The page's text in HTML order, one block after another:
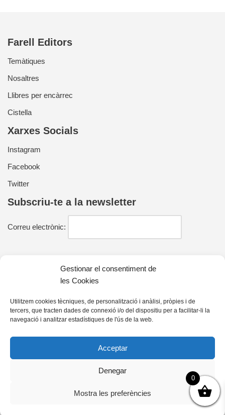
Gestionar el consentiment de
les Cookies
Utilitzem cookies tècniques, de personalització i anàlisi, pròpies i de
tercers, que tracten dades de connexió i/o del dispositiu per a facilitar-li la
navegació i analitzar estadístiques de l'ús de la web.
Acceptar
Denegar
Mostra les preferències
Farell Editors
Temàtiques
Nosaltres
Llibres per encàrrec
Cistella
Xarxes Socials
Instagram
Facebook
Twitter
Subscriu-te a la newsletter
Correu electrònic:
Contacte
farell@farelleditors.cat
08295 Sant Vicenç de Castellet (Barcelona)
0